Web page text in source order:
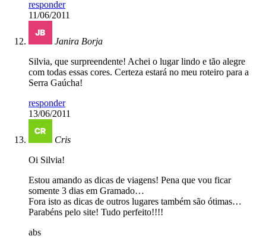
responder
11/06/2011
Janira Borja
Silvia, que surpreendente! Achei o lugar lindo e tão alegre
com todas essas cores. Certeza estará no meu roteiro para a
Serra Gaúcha!
responder
13/06/2011
Cris
Oi Silvia!
Estou amando as dicas de viagens! Pena que vou ficar
somente 3 dias em Gramado…
Fora isto as dicas de outros lugares também são ótimas…
Parabéns pelo site! Tudo perfeito!!!!
abs